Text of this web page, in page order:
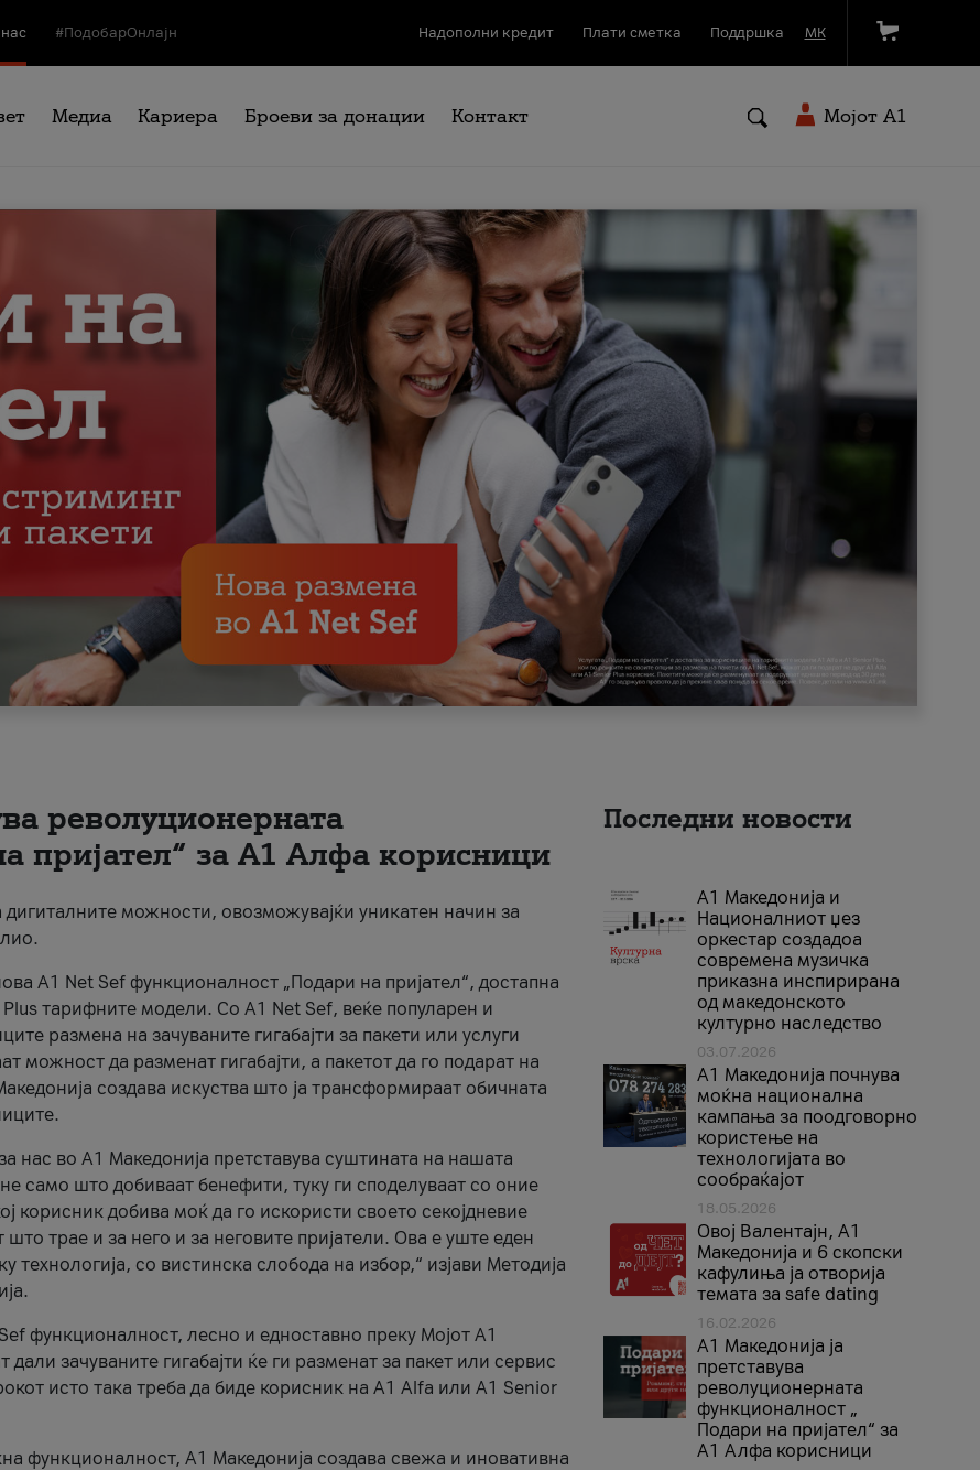
#ПодобарОнлајн Надополни кредит Плати сметка Поддршка МК
Медиа Кариера Броеви за донации Контакт Мојот A1
револуционерната
пријател“ за А1 Алфа корисници
можности, овозможувајќи уникатен начин за
A1 Net Sef функционалност „Подари на пријател“, достапна
тарифните модели. Со A1 Net Sef, веќе популарен и
размена на зачуваните гигабајти за пакети или услуги
можност да разменат гигабајти, а пакетот да го подарат на
создава искуства што ја трансформираат обичната
нас во А1 Македонија претставува суштината на нашата
само што добиваат бенефити, туку ги споделуваат со оние
корисник добива моќ да го искористи своето секојдневие
трае и за него и за неговите пријатели. Ова е уште еден
технологија, со вистинска слобода на избор,“ изјави Методија
функционалност, лесно и едноставно преку Мојот А1
зачуваните гигабајти ќе ги разменат за пакет или сервис
исто така треба да биде корисник на А1 Alfa или A1 Senior
функционалност, А1 Македонија создава свежа и иновативна
Последни новости
А1 Македонија и
Националниот џез
оркестар создадоа
современа музичка
приказна инспирирана
од македонското
културно наследство
03.07.2026
A1 Македонија почнува
моќна национална
кампања за поодговорно
користење на
технологијата во
сообраќајот
18.05.2026
Овој Валентајн, A1
Македонија и 6 скопски
кафулиња ја отворија
темата за safe dating
16.02.2026
А1 Македонија ја
претставува
револуционерната
функционалност „
Подари на пријател“ за
А1 Алфа корисници